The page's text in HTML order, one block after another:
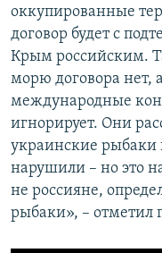
оккупированные
договор будет с
Крым российским.
морю договора нет,
международные
игнорирует. Они
украинские рыбаки
нарушили – но это
не россияне,
рыбаки», – отметил